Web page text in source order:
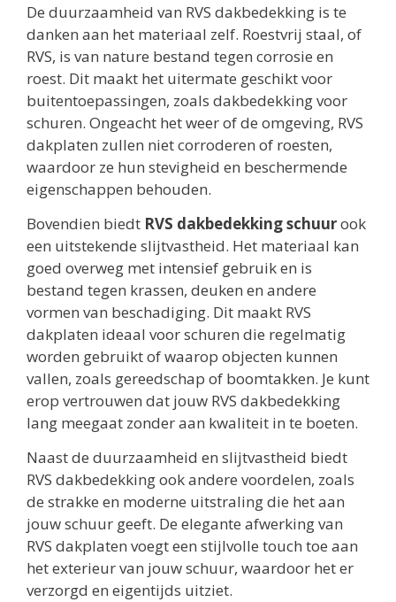
De duurzaamheid van RVS dakbedekking is te
danken aan het materiaal zelf. Roestvrij staal, of
RVS, is van nature bestand tegen corrosie en
roest. Dit maakt het uitermate geschikt voor
buitentoepassingen, zoals dakbedekking voor
schuren. Ongeacht het weer of de omgeving, RVS
dakplaten zullen niet corroderen of roesten,
waardoor ze hun stevigheid en beschermende
eigenschappen behouden.
Bovendien biedt RVS dakbedekking schuurook
een uitstekende slijtvastheid. Het materiaal kan
goed overweg met intensief gebruik en is
bestand tegen krassen, deuken en andere
vormen van beschadiging. Dit maakt RVS
dakplaten ideaal voor schuren die regelmatig
worden gebruikt of waarop objecten kunnen
vallen, zoals gereedschap of boomtakken. Je kunt
erop vertrouwen dat jouw RVS dakbedekking
lang meegaat zonder aan kwaliteit in te boeten.
Naast de duurzaamheid en slijtvastheid biedt
RVS dakbedekking ook andere voordelen, zoals
de strakke en moderne uitstraling die het aan
jouw schuur geeft. De elegante afwerking van
RVS dakplaten voegt een stijlvolle touch toe aan
het exterieur van jouw schuur, waardoor het er
verzorgd en eigentijds uitziet.